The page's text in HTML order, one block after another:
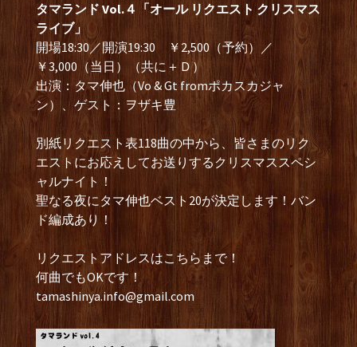
タマランド Vol.４「オール リクエスト クリスマス
ライブ」
開場18:30／開演19:30 ￥2,500（予約）／
￥3,000（当日）（共に＋Ｄ）
出演：タマ伸也（Vo & Gt fromポカスカジャ
ン）、ゲスト：ヲザキ豊
別紙リクエスト表118曲の中から、皆さまのリク
エストにお応えしてお送りするクリスマススペシ
ャルナイト！
聖なる夜にタマ伸也ベスト20が決定します！バン
ド編成あり！
リクエストアドレスはこちらまで！
何曲でもOKです！
tamashinya.info@gmail.com